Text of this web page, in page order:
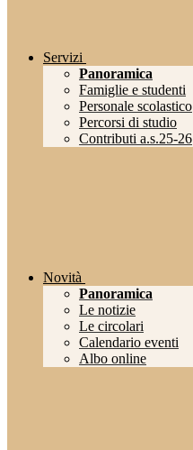
Servizi
Panoramica
Famiglie e studenti
Personale scolastico
Percorsi di studio
Contributi a.s.25-26
Novità
Panoramica
Le notizie
Le circolari
Calendario eventi
Albo online